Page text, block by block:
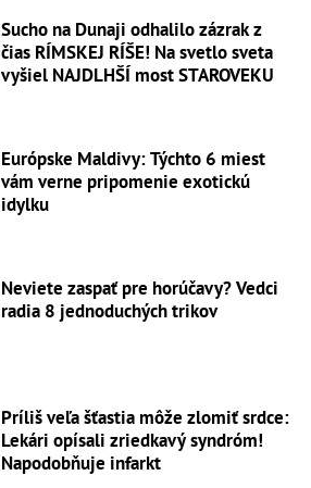
Sucho na Dunaji odhalilo zázrak z
čias RÍMSKEJ RÍŠE! Na svetlo sveta
vyšiel NAJDLHŠÍ most STAROVEKU
Európske Maldivy: Týchto 6 miest
vám verne pripomenie exotickú
idylku
Neviete zaspať pre horúčavy? Vedci
radia 8 jednoduchých trikov
Príliš veľa šťastia môže zlomiť srdce:
Lekári opísali zriedkavý syndróm!
Napodobňuje infarkt